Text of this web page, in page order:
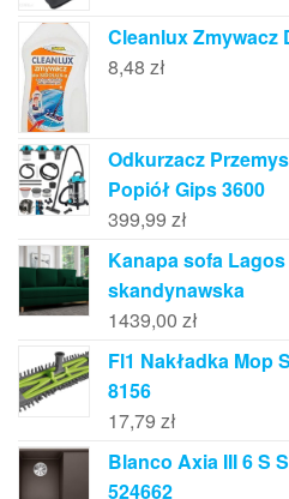
Cleanlux Zmywacz
8,48 zł
Odkurzacz
Popiół Gips 3600
399,99 zł
Kanapa sofa
skandynawska
1439,00 zł
Fl1 Nakładka Mop
8156
17,79 zł
Blanco Axia III 6 S
524662